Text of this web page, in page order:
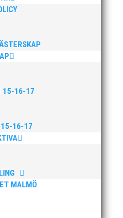
15-16-17
15-16-17
MALMÖ
tidigare
arrangerar vi återigen
och platt bana i
strax söder om
5 KM och 10 KM Anmälan